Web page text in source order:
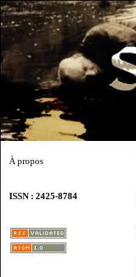
À propos
ISSN : 2425-8784